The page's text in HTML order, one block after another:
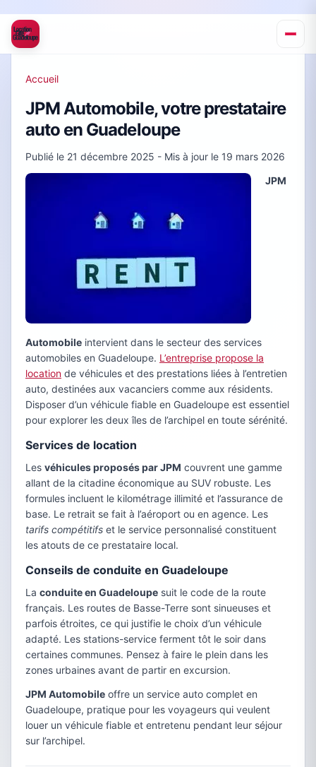
Accueil
JPM Automobile, votre prestataire
auto en Guadeloupe
Publié le 21 décembre 2025 - Mis à jour le 19 mars 2026
JPM
Automobile intervient dans le secteur des services
automobiles en Guadeloupe. L’entreprise propose la
location de véhicules et des prestations liées à l’entretien
auto, destinées aux vacanciers comme aux résidents.
Disposer d’un véhicule fiable en Guadeloupe est essentiel
pour explorer les deux îles de l’archipel en toute sérénité.
Services de location
Les véhicules proposés par JPM couvrent une gamme
allant de la citadine économique au SUV robuste. Les
formules incluent le kilométrage illimité et l’assurance de
base. Le retrait se fait à l’aéroport ou en agence. Les
tarifs compétitifs et le service personnalisé constituent
les atouts de ce prestataire local.
Conseils de conduite en Guadeloupe
La conduite en Guadeloupe suit le code de la route
français. Les routes de Basse-Terre sont sinueuses et
parfois étroites, ce qui justifie le choix d’un véhicule
adapté. Les stations-service ferment tôt le soir dans
certaines communes. Pensez à faire le plein dans les
zones urbaines avant de partir en excursion.
JPM Automobile offre un service auto complet en
Guadeloupe, pratique pour les voyageurs qui veulent
louer un véhicule fiable et entretenu pendant leur séjour
sur l’archipel.